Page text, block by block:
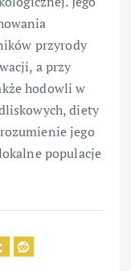
przyrody
a przy
hodowli w
diety
jego
populacje